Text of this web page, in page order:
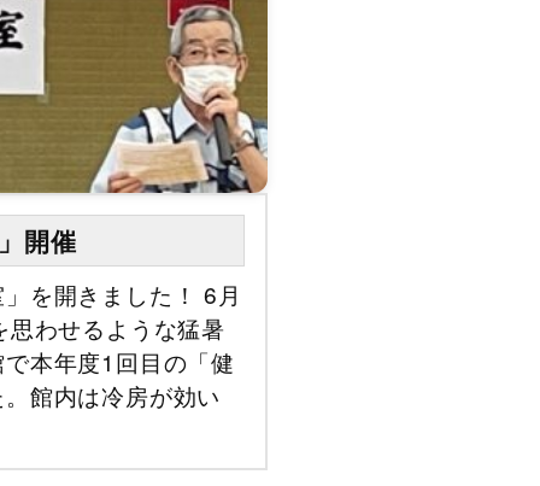
開催
を開きました！ 6月
わせるような猛暑
本年度1回目の「健
館内は冷房が効い